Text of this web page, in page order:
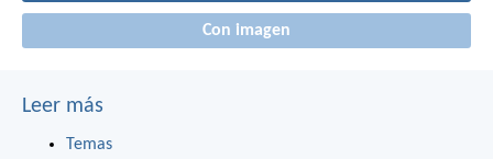
Con imagen
Leer más
Temas